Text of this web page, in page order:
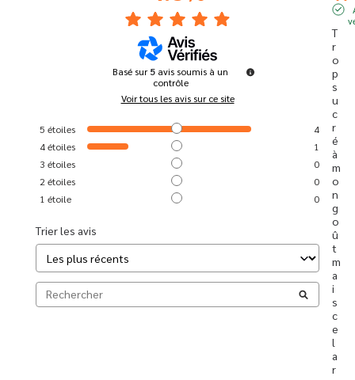
Basé sur5 avis soumis à un
contrôle
Voir tous les avis sur ce site
5 étoiles
4
4étoiles
1
3 étoiles
0
2 étoiles
0
1 étoile 0
Trier les avis
T
r
o
p
s
u
c
r
é
à
m
o
n
g
o
û
t
m
a
i
s
c
e
l
a
r